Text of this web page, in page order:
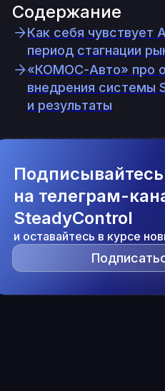
Содержание
Как себя чувствует
период стагнации
«КОМОС-Авто» про
внедрения системы
и результаты
Подписывайтесь
на телеграм-
SteadyControl
и оставайтесь в курсе